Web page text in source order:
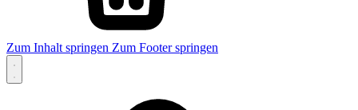
Zum Inhalt springen Zum Footer springen